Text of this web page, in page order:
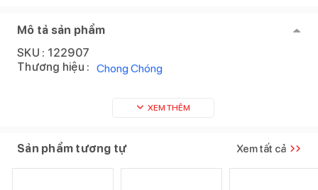
Mô tả sản phẩm
SKU : 122907
Thương hiệu : Chong Chóng
XEM THÊM
Sản phẩm tương tự Xem tất cả